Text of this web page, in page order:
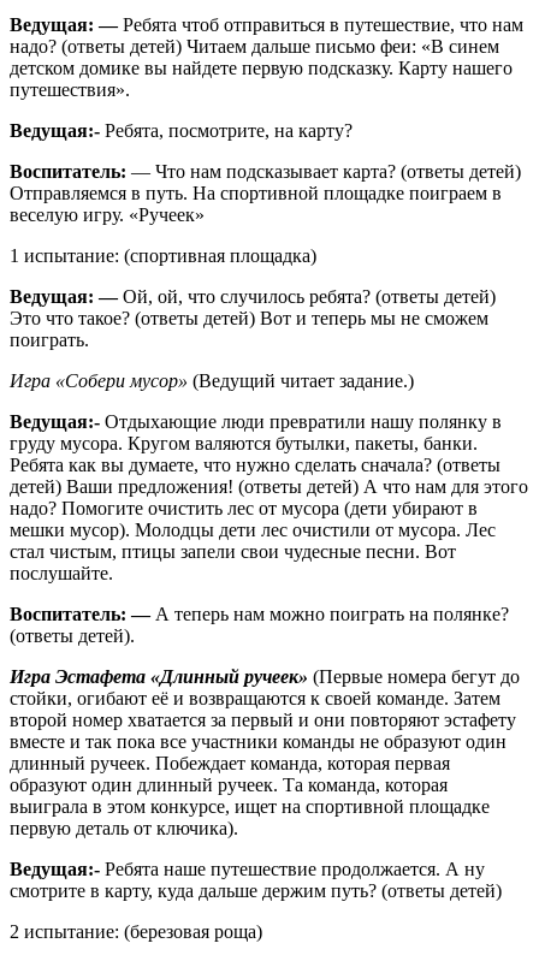
Ведущая: —Ребята чтоб отправиться в путешествие, что нам
надо? (ответы детей) Читаем дальше письмо феи: «В синем
детском домике вы найдете первую подсказку. Карту нашего
путешествия».
Ведущая:- Ребята, посмотрите, на карту?
Воспитатель: — Что нам подсказывает карта? (ответы детей)
Отправляемся в путь. На спортивной площадке поиграем в
веселую игру. «Ручеек»
1 испытание: (спортивная площадка)
Ведущая: —Ой, ой, что случилось ребята? (ответы детей)
Это что такое? (ответы детей) Вот и теперь мы не сможем
поиграть.
Игра «Собери мусор» (Ведущий читает задание.)
Ведущая:- Отдыхающие люди превратили нашу полянку в
груду мусора. Кругом валяются бутылки, пакеты, банки.
Ребята как вы думаете, что нужно сделать сначала? (ответы
детей) Ваши предложения! (ответы детей) А что нам для этого
надо? Помогите очистить лес от мусора (дети убирают в
мешки мусор). Молодцы дети лес очистили от мусора. Лес
стал чистым, птицы запели свои чудесные песни. Вот
послушайте.
Воспитатель: —А теперь нам можно поиграть на полянке?
(ответы детей).
Игра Эстафета «Длинный ручеек» (Первые номера бегут до
стойки, огибают её и возвращаются к своей команде. Затем
второй номер хватается за первый и они повторяют эстафету
вместе и так пока все участники команды не образуют один
длинный ручеек. Побеждает команда, которая первая
образуют один длинный ручеек. Та команда, которая
выиграла в этом конкурсе, ищет на спортивной площадке
первую деталь от ключика).
Ведущая:- Ребята наше путешествие продолжается. А ну
смотрите в карту, куда дальше держим путь? (ответы детей)
2 испытание: (березовая роща)